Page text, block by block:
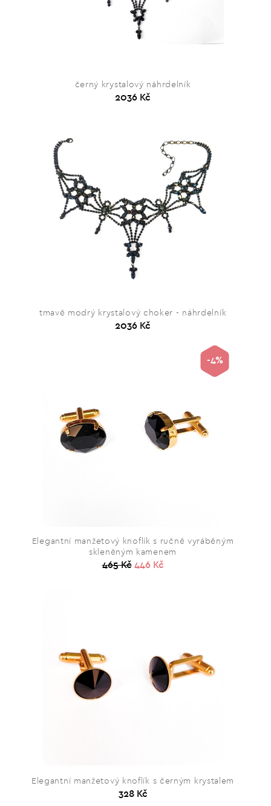
černý krystalový náhrdelník
2036 Kč
tmavě modrý krystalový choker - náhrdelník
2036 Kč
Elegantní manžetový knoflík s ručně vyráběným
skleněným kamenem
465 Kč 446 Kč
-4%
Elegantní manžetový knoflík s černým krystalem
328 Kč